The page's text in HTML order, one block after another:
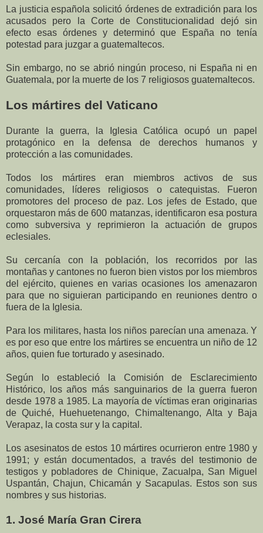
La justicia española solicitó órdenes de extradición para los
acusados pero la Corte de Constitucionalidad dejó sin
efecto esas órdenes y determinó que España no tenía
potestad para juzgar a guatemaltecos.
Sin embargo, no se abrió ningún proceso, ni España ni en
Guatemala, por la muerte de los 7 religiosos guatemaltecos.
Los mártires del Vaticano
Durante la guerra, la Iglesia Católica ocupó un papel
protagónico en la defensa de derechos humanos y
protección a las comunidades.
Todos los mártires eran miembros activos de sus
comunidades, líderes religiosos o catequistas. Fueron
promotores del proceso de paz. Los jefes de Estado, que
orquestaron más de 600 matanzas, identificaron esa postura
como subversiva y reprimieron la actuación de grupos
eclesiales.
Su cercanía con la población, los recorridos por las
montañas y cantones no fueron bien vistos por los miembros
del ejército, quienes en varias ocasiones los amenazaron
para que no siguieran participando en reuniones dentro o
fuera de la Iglesia.
Para los militares, hasta los niños parecían una amenaza. Y
es por eso que entre los mártires se encuentra un niño de 12
años, quien fue torturado y asesinado.
Según lo estableció la Comisión de Esclarecimiento
Histórico, los años más sanguinarios de la guerra fueron
desde 1978 a 1985. La mayoría de víctimas eran originarias
de Quiché, Huehuetenango, Chimaltenango, Alta y Baja
Verapaz, la costa sur y la capital.
Los asesinatos de estos 10 mártires ocurrieron entre 1980 y
1991; y están documentados, a través del testimonio de
testigos y pobladores de Chinique, Zacualpa, San Miguel
Uspantán, Chajun, Chicamán y Sacapulas. Estos son sus
nombres y sus historias.
1. José María Gran Cirera